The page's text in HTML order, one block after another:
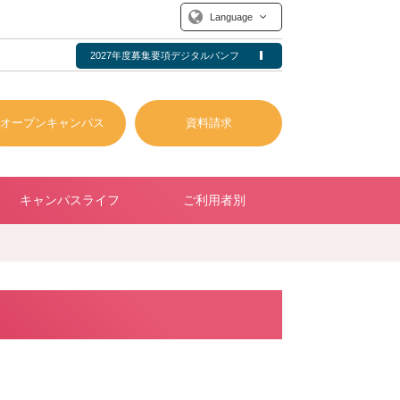
Language
2027年度募集要項デジタルパンフ
オープンキャンパス 資料請求
キャンパスライフ ご利用者別